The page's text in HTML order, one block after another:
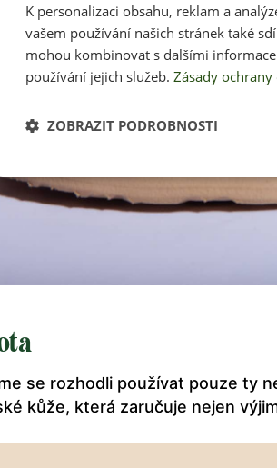
se rozhodli používat pouze ty
kůže, která zaručuje nejen
K personalizaci obsahu, reklam a
vašem používání našich stránek také
mohou kombinovat s dalšími
používání jejich služeb. Zásady
ZOBRAZIT PODROBNOSTI